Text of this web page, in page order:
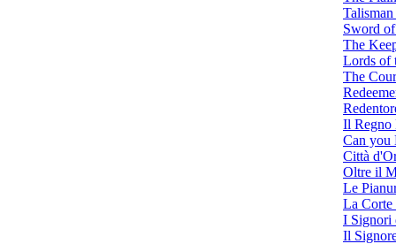
Sword
The
Lords of
The
Il Regno
Can you
Città
Oltre il
Le
La Corte
I Signori
Il